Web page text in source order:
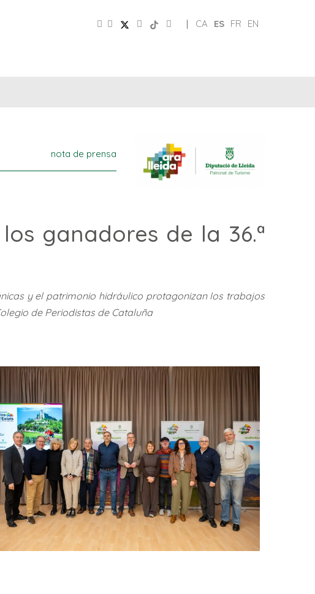
CA ES FR EN
|
nota de prensa
ganadores de la 36.ª
y el patrimonio hidráulico protagonizan los trabajos
de Periodistas de Cataluña